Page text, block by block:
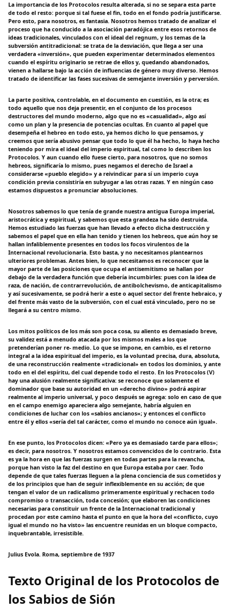
La importancia de los Protocolos resulta alterada, si no se separa esta parte
de todo el resto: porque si tal fuese el fin, todo en el fondo podría justificarse.
Pero esto, para nosotros, es fantasia. Nosotros hemos tratado de analizar el
proceso que ha conducido a la asociación paradójica entre esos retornos de
ideas tradicionales, vinculados con el ideal del regnum, y los temas de la
subversión antitradicional: se trata de la desviación, que llega a ser una
verdadera «inversión», que pueden experimentar determinados elementos
cuando el espíritu originario se retrae de ellos y, quedando abandonados,
vienen a hallarse bajo la acción de influencias de género muy diverso. Hemos
tratado de identificar las fases sucesivas de semejante inversión y perversión.
La parte positiva, controlable, en el documento en cuestión, es la otra; es
todo aquello que nos deja presentir, en el conjunto de los procesos
destructores del mundo moderno, algo que no es «casualidad», algo así
como un plan y la presencia de potencias ocultas. En cuanto al papel que
desempeña el hebreo en todo esto, ya hemos dicho lo que pensamos, y
creemos que sería abusivo pensar que todo lo que él ha hecho, lo haya hecho
teniendo por mira el ideal del imperio espiritual, tal como lo describen los
Protocolos. Y aun cuando ello fuese cierto, para nosotros, que no somos
hebreos, significaría lo mismo, pues negamos el derecho de Israel a
considerarse «pueblo elegido» y a reivindicar para sí un imperio cuya
condición previa consistiría en subyugar a las otras razas. Y en ningún caso
estamos dispuestos a pronunciar absoluciones.
Nosotros sabemos lo que tenía de grande nuestra antigua Europa imperial,
aristocrática y espiritual, y sabemos que esta grandeza ha sido destruida.
Hemos estudiado las fuerzas que han llevado a efecto dicha destrucción y
sabemos el papel que en ella han tenido y tienen los hebreos, que aún hoy se
hallan infaliblemente presentes en todos los focos virulentos de la
Internacional revolucionaria. Esto basta, y no necesitamos plantearnos
ulteriores problemas. Antes bien, lo que necesitamos es reconocer que la
mayor parte de las posiciones que ocupa el antisemitismo se hallan por
debajo de la verdadera función que debería incumbirles: pues con la idea de
raza, de nación, de contrarrevolución, de antibolchevismo, de anticapitalismo
y así sucesivamente, se podrá herir a este o aquel sector del frente hebraico, y
del frente más vasto de la subversión, con el cual está vinculado, pero no se
llegará a su centro mismo.
Los mitos políticos de los más son poca cosa, su aliento es demasiado breve,
su validez está a menudo atacada por los mismos males a los que
pretenderían poner re- medio. Lo que se impone, en cambio, es el retorno
integral a la idea espiritual del imperio, es la voluntad precisa, dura, absoluta,
de una reconstrucción realmente «tradicional» en todos los dominios, y ante
todo en el del espíritu, del cual depende todo el resto. En los Protocolos (V)
hay una alusión realmente significativa: se reconoce que solamente el
dominador que base su autoridad en un «derecho divino» podrá aspirar
realmente al imperio universal, y poco después se agrega: solo en caso de que
en el campo enemigo apareciera algo semejante, habría alguien en
condiciones de luchar con los «sabios ancianos»; y entonces el conflicto
entre él y ellos «sería del tal carácter, como el mundo no conoce aún igual».
En ese punto, los Protocolos dicen: «Pero ya es demasiado tarde para ellos»;
es decir, para nosotros. Y nosotros estamos convencidos de lo contrario. Esta
es ya la hora en que las fuerzas surgen en todas partes para la revancha,
porque han visto la faz del destino en que Europa estaba por caer. Todo
depende de que tales fuerzas lleguen a la plena conciencia de sus cometidos y
de los principios que han de seguir inflexiblemente en su acción; de que
tengan el valor de un radicalismo primeramente espiritual y rechacen todo
compromiso o transacción, toda concesión; que elaboren las condiciones
necesarias para constituir un frente de la Internacional tradicional y
procedan por este camino hasta el punto en que la hora del «conflicto, cuyo
igual el mundo no ha visto» las encuentre reunidas en un bloque compacto,
inquebrantable, irresistible.
Julius Evola. Roma, septiembre de 1937
Texto Original de los Protocolos de
los Sabios de Sión